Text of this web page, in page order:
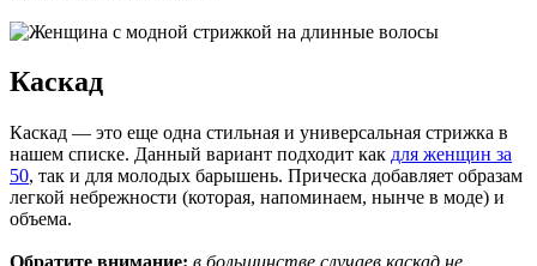
Каскад
Каскад — это еще одна стильная и универсальная стрижка в
нашем списке. Данный вариант подходит как для женщин за
50, так и для молодых барышень. Прическа добавляет образам
легкой небрежности (которая, напоминаем, нынче в моде) и
объема.